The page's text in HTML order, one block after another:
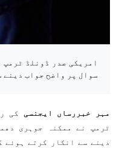
امریکی صدر ڈونلڈ
سوال پر واضح جواب دینے
مہر خبررساں ایجنسی کی
ٹرمپ نے ممکنہ جوہری
دینے سے انکار کرتے